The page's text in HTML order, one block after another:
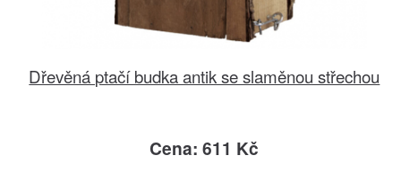
Dřevěná ptačí budka antik se slaměnou střechou
Cena: 611 Kč